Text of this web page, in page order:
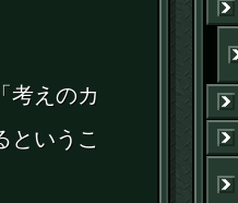
考えのカ
というこ